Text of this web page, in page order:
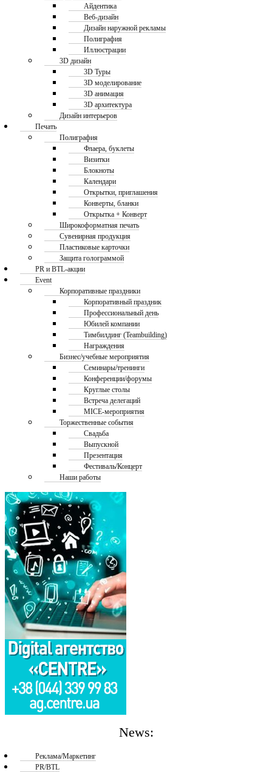
Айдентика
Веб-дизайн
Дизайн наружной рекламы
Полиграфия
Иллюстрации
3D дизайн
3D Туры
3D моделирование
3D анимация
3D архитектура
Дизайн интерьеров
Печать
Полиграфия
Флаера, буклеты
Визитки
Блокноты
Календари
Открытки, приглашения
Конверты, бланки
Открытка + Конверт
Широкоформатная печать
Сувенирная продукция
Пластиковые карточки
Защита голограммой
PR и BTL-акции
Event
Корпоративные праздники
Корпоративный праздник
Профессиональный день
Юбилей компании
Тимбилдинг (Teambuilding)
Награждения
Бизнес/учебные мероприятия
Семинары/тренинги
Конференции/форумы
Круглые столы
Встреча делегаций
MICE-мероприятия
Торжественные события
Свадьба
Выпускной
Презентация
Фестиваль/Концерт
Наши работы
News:
Реклама/Маркетинг
PR/BTL